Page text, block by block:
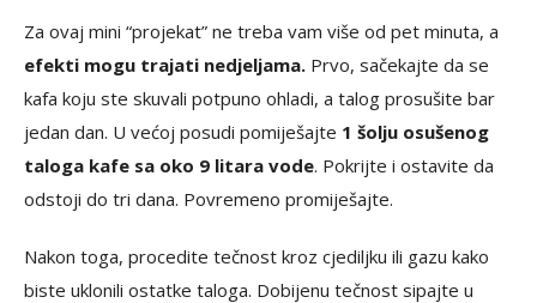
Za ovaj mini “projekat” ne treba vam više od pet minuta, a
efekti mogu trajati nedjeljama. Prvo, sačekajte da se
kafa koju ste skuvali potpuno ohladi, a talog prosušite bar
jedan dan. U većoj posudi pomiješajte 1 šolju osušenog
taloga kafe sa oko 9 litara vode. Pokrijte i ostavite da
odstoji do tri dana. Povremeno promiješajte.
Nakon toga, procedite tečnost kroz cjediljku ili gazu kako
biste uklonili ostatke taloga. Dobijenu tečnost sipajte u